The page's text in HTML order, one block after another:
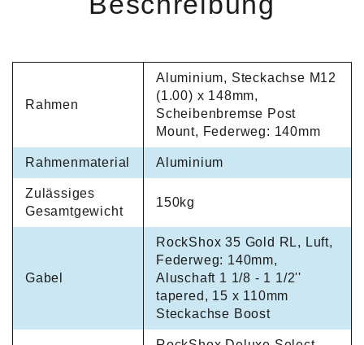
Rahmen
Aluminium, Steckachse M12
(1.00) x 148mm,
Scheibenbremse Post
Mount, Federweg: 140mm
Rahmenmaterial Aluminium
Zulässiges
Gesamtgewicht
150kg
Gabel
RockShox 35 Gold RL, Luft,
Federweg: 140mm,
Aluschaft 1 1/8 - 1 1/2''
tapered, 15 x 110mm
Steckachse Boost